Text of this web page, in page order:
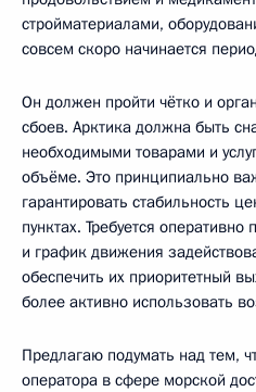
стройматериалами,
совсем скоро начинается
Он должен пройти чётко и
сбоев. Арктика должна быть
необходимыми товарами и
объёме. Это принципиально
гарантировать стабильность
пунктах. Требуется оперативно
и график движения
обеспечить их приоритетный
более активно использовать
Предлагаю подумать над тем,
оператора в сфере морской